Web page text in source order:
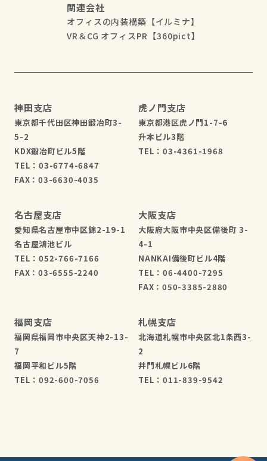
関連会社
オフィスの内装構築【イルミナ】
VR＆CG オフィスPR【360pict】
神田支店
東京都千代田区神田鍛冶町3-
5-2
KDX鍛冶町ビル5階
TEL：03-6774-6847
FAX：03-6630-4035
虎ノ門支店
東京都港区虎ノ門1-7-6
升本ビル3階
TEL：03-4361-1968
名古屋支店
愛知県名古屋市中区錦2-19-1
名古屋鴻池ビル
TEL：052-766-7166
FAX：03-6555-2240
大阪支店
大阪府大阪市中央区備後町 3-
4-1
NANKAI備後町ビル4階
TEL：06-4400-7295
FAX：050-3385-2880
福岡支店
福岡県福岡市中央区天神2-13-
7
福岡平和ビル5階
TEL：092-600-7056
札幌支店
北海道札幌市中央区北1条西3-
2
井門札幌ビル6階
TEL：011-839-9542